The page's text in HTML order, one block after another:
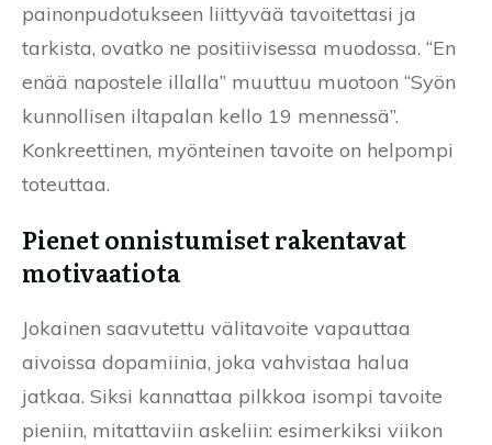
painonpudotukseen liittyvää tavoitettasi ja
tarkista, ovatko ne positiivisessa muodossa. “En
enää napostele illalla” muuttuu muotoon “Syön
kunnollisen iltapalan kello 19 mennessä”.
Konkreettinen, myönteinen tavoite on helpompi
toteuttaa.
Pienet onnistumiset rakentavat
motivaatiota
Jokainen saavutettu välitavoite vapauttaa
aivoissa dopamiinia, joka vahvistaa halua
jatkaa. Siksi kannattaa pilkkoa isompi tavoite
pieniin, mitattaviin askeliin: esimerkiksi viikon